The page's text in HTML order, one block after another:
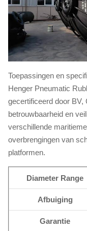
Toepassingen en
Henger Pneumatic
gecertificeerd door
betrouwbaarheid en
verschillende
overbrengingen van
platformen.
Diameter Range
Afbuiging
Garantie